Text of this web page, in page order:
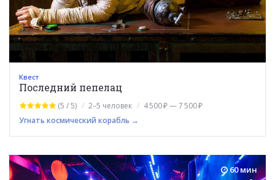
Квест
Последний пепелац
(5 / 5) 2–5 человек
4 500 ₽ — 7 500 ₽
Угнать космический корабль →
60 мин